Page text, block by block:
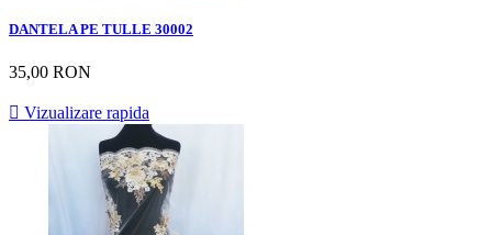
DANTELA PE TULLE 30002
35,00 RON
 Vizualizare rapida